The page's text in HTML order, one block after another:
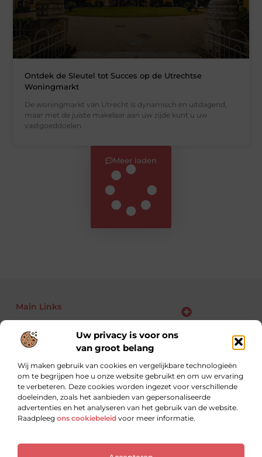
Uw privacy is voor ons
van groot belang
Wij maken gebruik van cookies en vergelijkbare technologieën
om te begrijpen hoe u onze website gebruikt en om uw ervaring
te verbeteren. Deze cookies worden ingezet voor verschillende
doeleinden, zoals het aanbieden van gepersonaliseerde
advertenties en het analyseren van het gebruik van de website.
Raadpleeg ons cookiebeleid voor meer informatie.
Ontdek de Sleutel tot Succes op de Utrechtse
Woningmarkt
De woningmarkt van Utrecht is dynamisch en uitdagend,
maar met de juiste makelaar aan uw zijde kunt u uw
vastgoeddoelen
Meer laden
Main Links
Altijd op zoek naar nieuwe inzichten.
Lees, leer en ontdek met blogs over uiteenlopende
onderwerpen.